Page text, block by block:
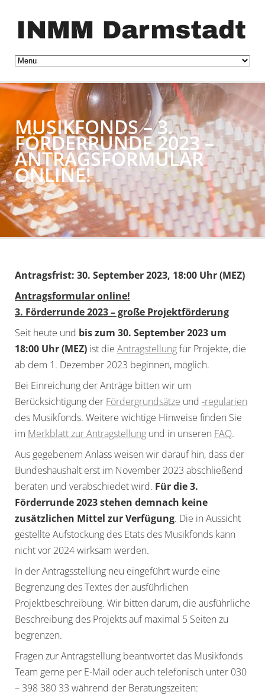
MUSIKFONDS – 3.
FÖRDERRUNDE 2023 –
ANTRAGSFORMULAR
ONLINE!
Antragsfrist: 30. September 2023, 18:00 Uhr (MEZ)
Antragsformular online!
3. Förderrunde 2023 – große Projektförderung
Seit heute und bis zum 30. September 2023 um
18:00 Uhr (MEZ) ist die Antragstellungfür Projekte, die
ab dem 1. Dezember 2023 beginnen, möglich.
Bei Einreichung der Anträge bitten wir um
Berücksichtigung der Fördergrundsätze und -regularien
des Musikfonds. Weitere wichtige Hinweise finden Sie
im Merkblatt zur Antragstellung und in unseren FAQ.
Aus gegebenem Anlass weisen wir darauf hin, dass der
Bundeshaushalt erst im November 2023 abschließend
beraten und verabschiedet wird. Für die 3.
Förderrunde 2023 stehen demnach keine
zusätzlichen Mittel zur Verfügung. Die in Aussicht
gestellte Aufstockung des Etats des Musikfonds kann
nicht vor 2024 wirksam werden.
In der Antragsstellung neu eingeführt wurde eine
Begrenzung des Textes der ausführlichen
Projektbeschreibung. Wir bitten darum, die ausführliche
Beschreibung des Projekts auf maximal 5 Seiten zu
begrenzen.
Fragen zur Antragstellung beantwortet das Musikfonds
Team gerne per E-Mail oder auch telefonisch unter 030
– 398 380 33 während der Beratungszeiten: